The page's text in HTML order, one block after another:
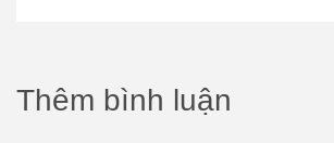
Thêm bình luận